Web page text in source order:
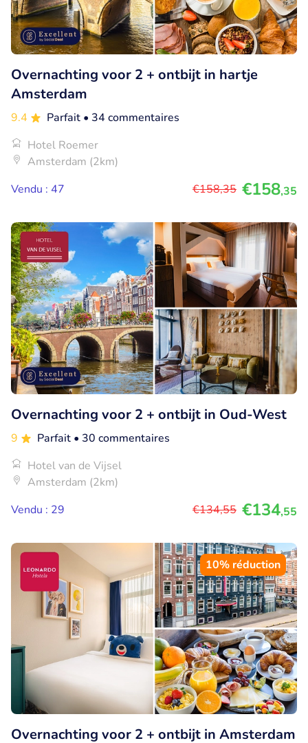
Overnachting voor 2 + ontbijt in hartje
Amsterdam
9.4 Parfait • 34 commentaires
Hotel Roemer
Amsterdam (2km)
Vendu : 47
€158,35 €158,35
Overnachting voor 2 + ontbijt in Oud-West
9 Parfait • 30 commentaires
Hotel van de Vijsel
Amsterdam (2km)
Vendu : 29
€134,55 €134,55
10% réduction
Overnachting voor 2 + ontbijt in Amsterdam